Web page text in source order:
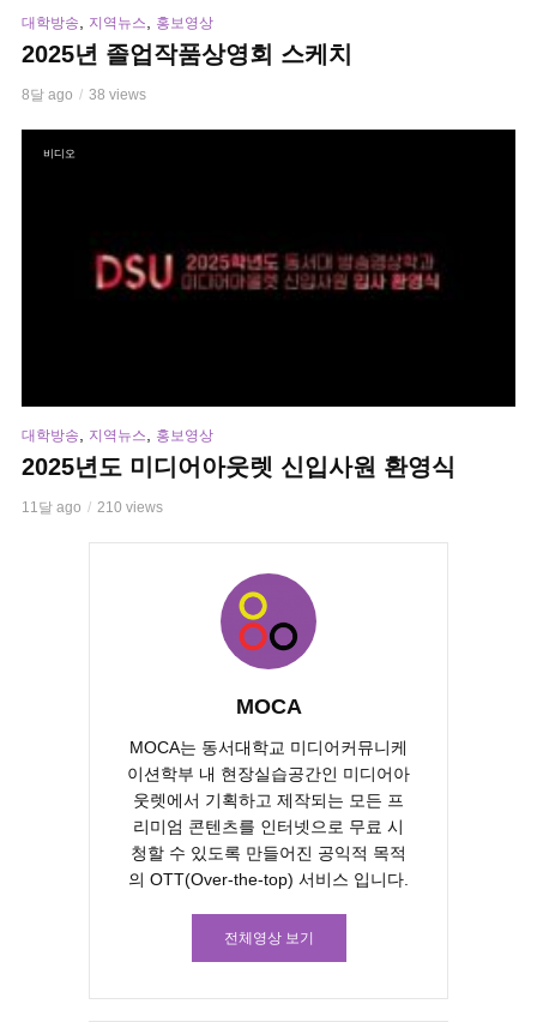
대학방송 지역뉴스 홍보영상
2025년 졸업작품상영회 스케치
8달 ago 38 views
비디오
대학방송 지역뉴스 홍보영상
2025년도 미디어아웃렛 신입사원 환영식
11달 ago 210 views
MOCA
MOCA는 동서대학교 미디어커뮤니케
이션학부 내 현장실습공간인 미디어아
웃렛에서 기획하고 제작되는 모든 프
리미엄 콘텐츠를 인터넷으로 무료 시
청할 수 있도록 만들어진 공익적 목적
의 OTT(Over-the-top) 서비스 입니다.
전체영상 보기